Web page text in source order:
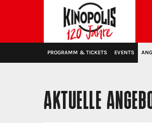
PROGRAMM & TICKETS EVENTS
AKTUELLE